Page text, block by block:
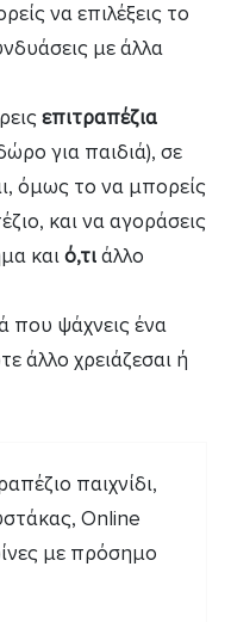
να επιλέξεις το
με άλλα
επιτραπέζια
για παιδιά), σε
όμως το να μπορείς
και να αγοράσεις
καιό,τιάλλο
που ψάχνεις ένα
άλλο χρειάζεσαι ή